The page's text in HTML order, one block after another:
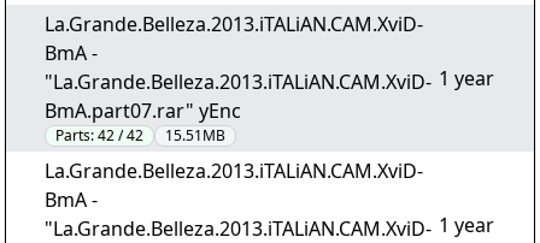
La.Grande.Belleza.2013.iTALiAN.CAM.XviD-
BmA -
"La.Grande.Belleza.2013.iTALiAN.CAM.XviD-
BmA.part07.rar" yEnc
Parts:42 / 42 15.51MB
1 year
La.Grande.Belleza.2013.iTALiAN.CAM.XviD-
BmA -
"La.Grande.Belleza.2013.iTALiAN.CAM.XviD- 1 year